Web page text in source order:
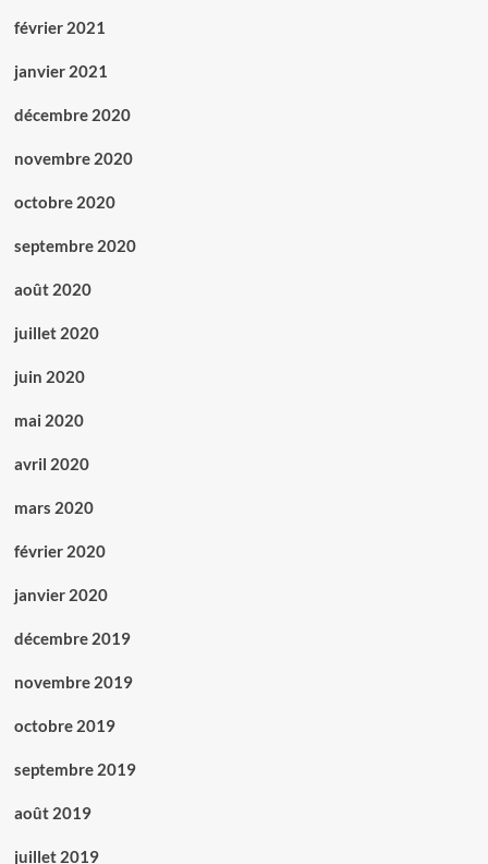
février 2021
janvier 2021
décembre 2020
novembre 2020
octobre 2020
septembre 2020
août 2020
juillet 2020
juin 2020
mai 2020
avril 2020
mars 2020
février 2020
janvier 2020
décembre 2019
novembre 2019
octobre 2019
septembre 2019
août 2019
juillet 2019